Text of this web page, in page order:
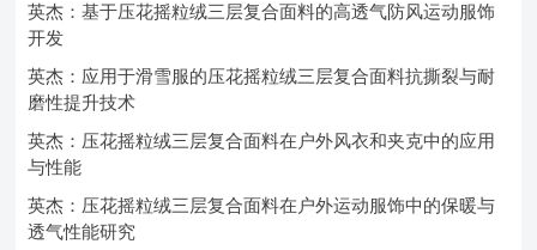
英杰：基于压花摇粒绒三层复合面料的高透气防风运动服饰
开发
英杰：应用于滑雪服的压花摇粒绒三层复合面料抗撕裂与耐
磨性提升技术
英杰：压花摇粒绒三层复合面料在户外风衣和夹克中的应用
与性能
英杰：压花摇粒绒三层复合面料在户外运动服饰中的保暖与
透气性能研究